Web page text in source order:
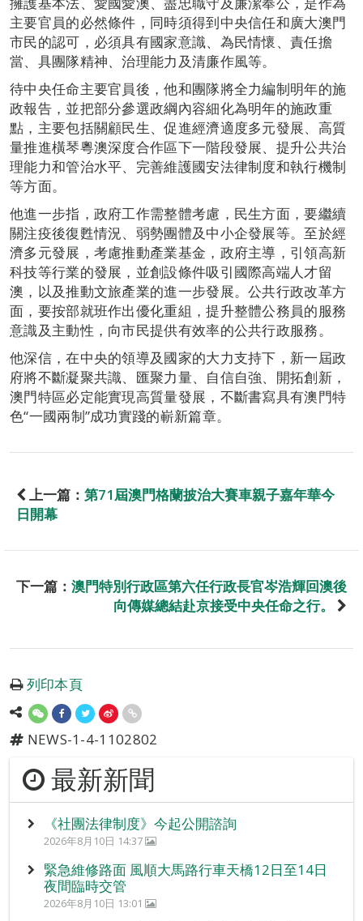
主要官員的必然條件，同時須得到中央信任和廣大澳門
市民的認可，必須具有國家意識、為民情懷、責任擔
當、具團隊精神、治理能力及清廉作風等。
待中央任命主要官員後，他和團隊將全力編制明年的施
政報告，並把部分參選政綱內容細化為明年的施政重
點，主要包括關顧民生、促進經濟適度多元發展、高質
量推進橫琴粵澳深度合作區下一階段發展、提升公共治
理能力和管治水平、完善維護國安法律制度和執行機制
等方面。
他進一步指，政府工作需整體考慮，民生方面，要繼續
關注疫後復甦情況、弱勢團體及中小企發展等。至於經
濟多元發展，考慮推動產業基金，政府主導，引領高新
科技等行業的發展，並創設條件吸引國際高端人才留
澳，以及推動文旅產業的進一步發展。公共行政改革方
面，要按部就班作出優化重組，提升整體公務員的服務
意識及主動性，向市民提供有效率的公共行政服務。
他深信，在中央的領導及國家的大力支持下，新一屆政
府將不斷凝聚共識、匯聚力量、自信自強、開拓創新，
澳門特區必定能實現高質量發展，不斷書寫具有澳門特
色“一國兩制”成功實踐的嶄新篇章。
上一篇： 第71屆澳門格蘭披治大賽車親子嘉年華今
日開幕
下一篇： 澳門特別行政區第六任行政長官岑浩輝回澳後
向傳媒總結赴京接受中央任命之行。
列印本頁
NEWS-1-4-1102802
最新新聞
《社團法律制度》今起公開諮詢
2026年8月10日 14:37
緊急維修路面 風順大馬路行車天橋12日至14日
夜間臨時交管
2026年8月10日 13:01